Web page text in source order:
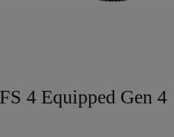
4 Equipped Gen 4